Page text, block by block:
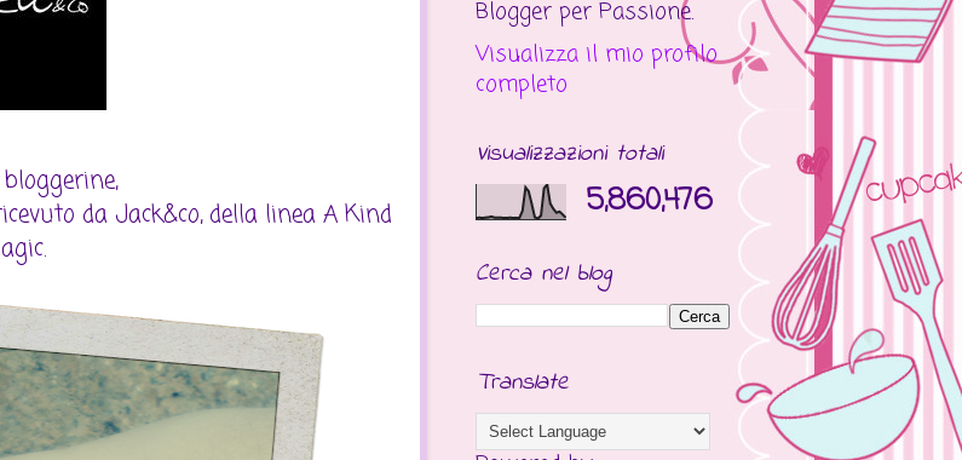
da Jack&co, della linea A Kind
Blogger per Passione.
Visualizza il mio profilo
completo
Visualizzazioni totali
5,860,476
Cerca nel blog
Translate